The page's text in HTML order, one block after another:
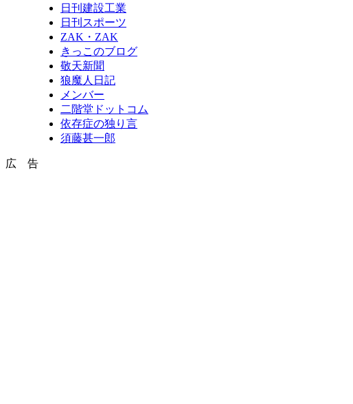
日刊建設工業
日刊スポーツ
ZAK・ZAK
きっこのブログ
敬天新聞
狼魔人日記
メンバー
二階堂ドットコム
依存症の独り言
須藤甚一郎
広 告